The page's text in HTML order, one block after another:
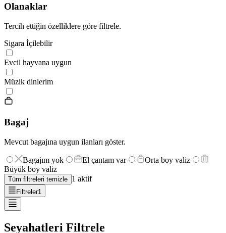
Olanaklar
Tercih ettiğin özelliklere göre filtrele.
Sigara İçilebilir
Evcil hayvana uygun
Müzik dinlerim
Bagaj
Mevcut bagajına uygun ilanları göster.
Bagajım yok El çantam var
Orta boy valiz
Büyük boy valiz
Tüm filtreleri temizle 1 aktif
Filtreler1
Seyahatleri Filtrele